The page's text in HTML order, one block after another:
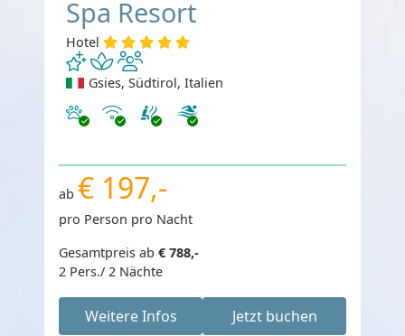
Spa Resort
Hotel
Gsies, Südtirol, Italien
Haustiere erlaubt
Internet
ab € 197,-
pro Person pro Nacht
Gesamtpreis ab € 788,-
2 Pers./ 2 Nächte
Weitere Infos Jetzt buchen